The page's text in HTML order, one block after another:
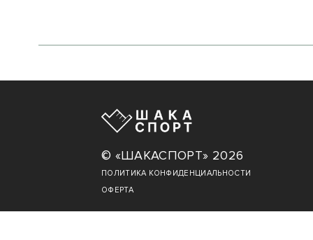
© «ШАКАСПОРТ» 2026
ПОЛИТИКА КОНФИДЕНЦИАЛЬНОСТИ
ОФЕРТА